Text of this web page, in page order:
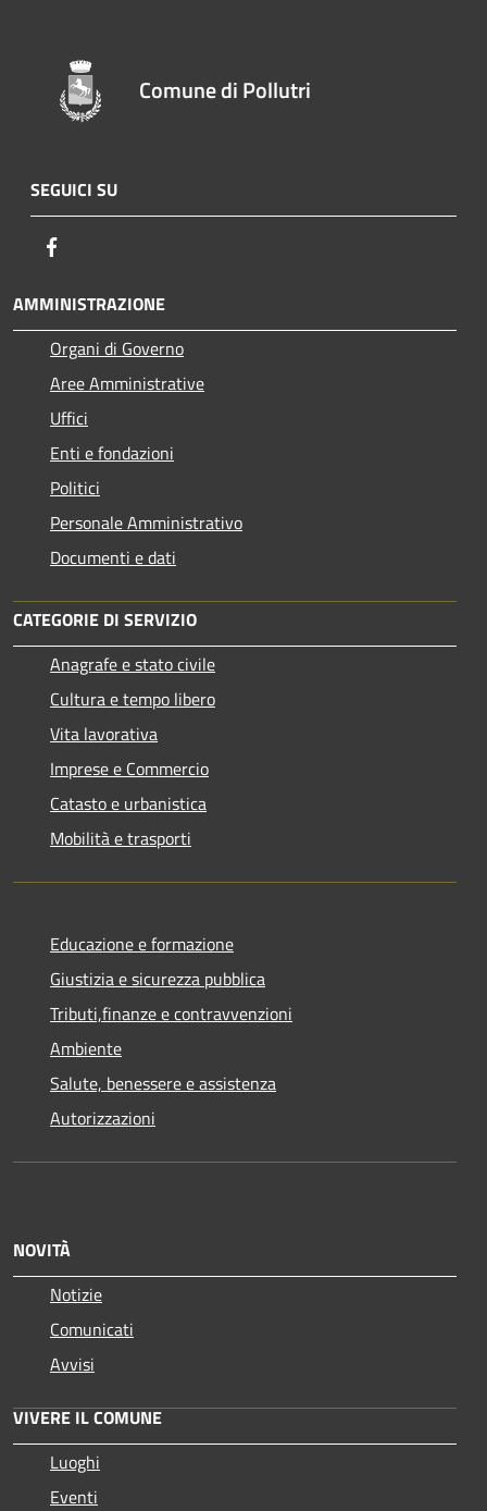
Comune di Pollutri
SEGUICI SU
AMMINISTRAZIONE
Organi di Governo
Aree Amministrative
Uffici
Enti e fondazioni
Politici
Personale Amministrativo
Documenti e dati
CATEGORIE DI SERVIZIO
Anagrafe e stato civile
Cultura e tempo libero
Vita lavorativa
Imprese e Commercio
Catasto e urbanistica
Mobilità e trasporti
Educazione e formazione
Giustizia e sicurezza pubblica
Tributi,finanze e contravvenzioni
Ambiente
Salute, benessere e assistenza
Autorizzazioni
NOVITÀ
Notizie
Comunicati
Avvisi
VIVERE IL COMUNE
Luoghi
Eventi